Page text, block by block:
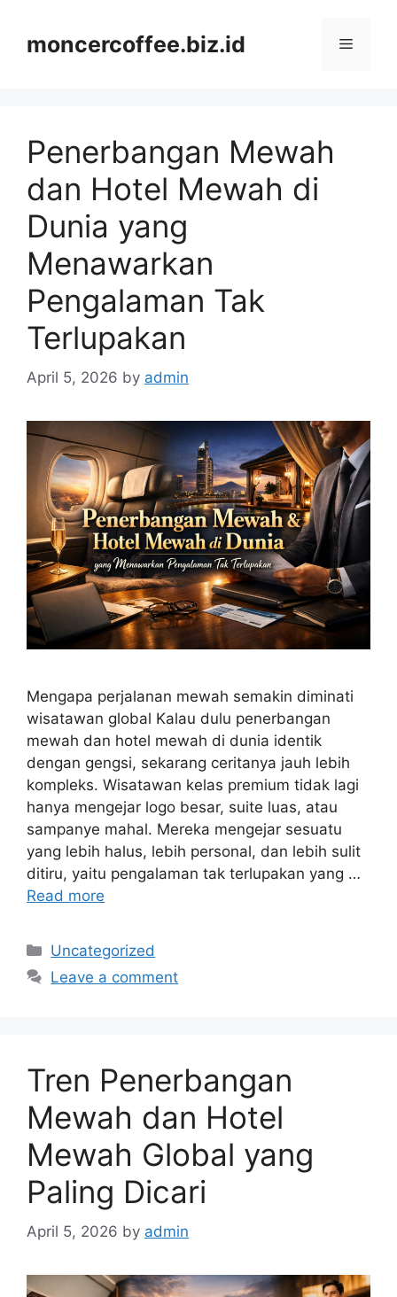
contentmoncercoffee.biz.id Menu
Penerbangan Mewah
dan Hotel Mewah di
Dunia yang
Menawarkan
Pengalaman Tak
Terlupakan
April 5, 2026 by admin
Mengapa perjalanan mewah semakin diminati
wisatawan global Kalau dulu penerbangan
mewah dan hotel mewah di dunia identik
dengan gengsi, sekarang ceritanya jauh lebih
kompleks. Wisatawan kelas premium tidak lagi
hanya mengejar logo besar, suite luas, atau
sampanye mahal. Mereka mengejar sesuatu
yang lebih halus, lebih personal, dan lebih sulit
ditiru, yaitu pengalaman tak terlupakan yang …
Read more
Categories
Uncategorized
Leave a comment
Tren Penerbangan
Mewah dan Hotel
Mewah Global yang
Paling Dicari
April 5, 2026 by admin